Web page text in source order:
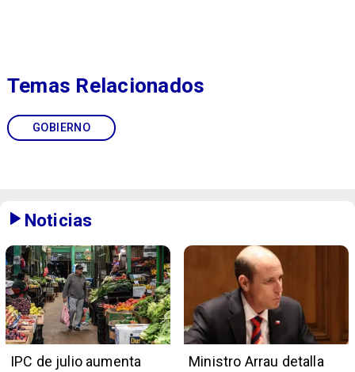
GOBIERNO
Temas Relacionados
Noticias
IPC de julio aumenta
Ministro Arrau detalla